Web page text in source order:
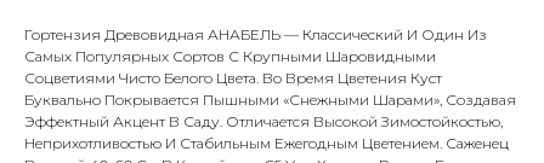
Гортензия Древовидная АНАБЕЛЬ — Классический И Один Из
Самых Популярных Сортов С Крупными Шаровидными
Соцветиями Чисто Белого Цвета. Во Время Цветения Куст
Буквально Покрывается Пышными «снежными Шарами», Создавая
Эффектный Акцент В Саду. Отличается Высокой Зимостойкостью,
Неприхотливостью И Стабильным Ежегодным Цветением. Саженец